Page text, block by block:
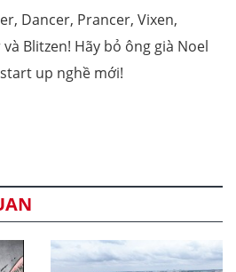
Dancer, Prancer, Vixen,
Blitzen! Hãy bỏ ông già Noel
up nghề mới!